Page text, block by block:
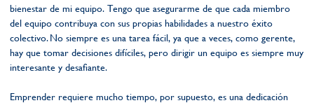
bienestar de mi equipo. Tengo que asegurarme de que cada miembro
del equipo contribuya con sus propias habilidades a nuestro éxito
colectivo. No siempre es una tarea fácil, ya que a veces, como gerente,
hay que tomar decisiones difíciles, pero dirigir un equipo es siempre muy
interesante y desafiante.
Emprender requiere mucho tiempo, por supuesto, es una dedicación